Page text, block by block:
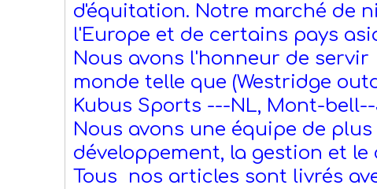
d'équitation. Notre marché de
l'Europe et de certains pays
Nous avons l'honneur de
monde telle que (Westridge
Kubus Sports ---NL, Mont-bell--
Nous avons une équipe de
développement, la gestion et
Tous nos articles sont livrés